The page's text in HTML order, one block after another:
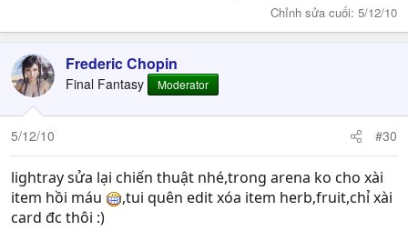
Chỉnh sửa cuối: 5/12/10
Frederic Chopin
Final Fantasy Moderator
5/12/10 #30
lightray sửa lại chiến thuật nhé,trong arena ko cho xài
item hồi máu
,tui quên edit xóa item herb,fruit,chỉ xài
card đc thôi :)